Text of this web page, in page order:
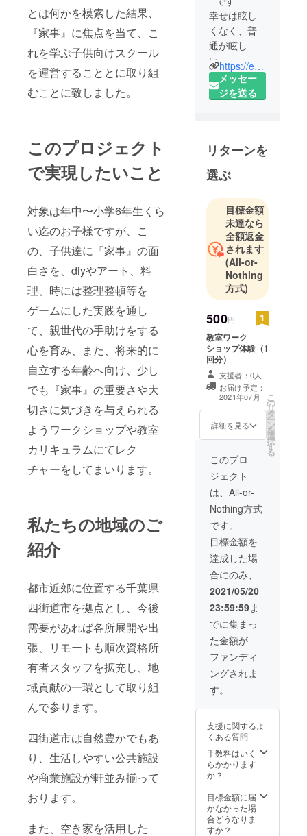
とは何かを模索した結果、
『家事』に焦点を当て、こ
れを学ぶ子供向けスクール
を運営することとに取り組
むことに致しました。
このプロジェクト
で実現したいこと
対象は年中〜小学6年生くら
い迄のお子様ですが、こ
の、子供達に『家事』の面
白さを、diyやアート、料
理、時には整理整頓等を
ゲームにした実践を通し
て、親世代の手助けをする
心を育み、また、将来的に
自立する年齢へ向け、少し
でも『家事』の重要さや大
切さに気づきを与えられる
ようワークショップや教室
カリキュラムにてレク
チャーをしてまいります。
私たちの地域のご
紹介
都市近郊に位置する千葉県
四街道市を拠点とし、今後
需要があれば各所展開や出
張、リモートも順次資格所
有者スタッフを拡充し、地
域貢献の一環として取り組
んで参ります。
四街道市は自然豊かでもあ
り、生活しやすい公共施設
や商業施設が軒並み揃って
おります。
また、空き家を活用した
幸せは眩し
くなく、普
通が眩し
い。
目にするも
のや見聞き
証を残して
生きるの
か？が私
は、
人間で生ま
れてきて、
取り巻く全
ての方へ還
していくこ
とが
私のやる事
かなーと。
それに近い
生き方を普
通の日々と
して
今も生きて
るし、これ
からも
死ぬまでは
そーゆー感
じです。
Kazico 山
本巴絵
https://emotoudona.wordpress.com/
メッセー
ジを送る
リターンを
選ぶ
目標金額
未達なら
全額返金
されます
(All-or-
Nothing
方式)
500円
教室ワーク
ショップ体験（1
回分）
支援者：0人
お届け予定：
2021年07月
詳細を見る
こ
の
リ
タ
ー
ン
を
選
択
す
る
このプロ
ジェクト
は、All-or-
Nothing方式
です。
目標金額を
達成した場
合にのみ、
2021/05/20
23:59:59ま
でに集まっ
た金額が
ファンディ
ングされま
す。
支援に関するよ
くある質問
手数料はいく
らかかります
か？
目標金額に届
かなかった場
合どうなりま
すか？